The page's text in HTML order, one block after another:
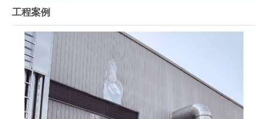
工程案例